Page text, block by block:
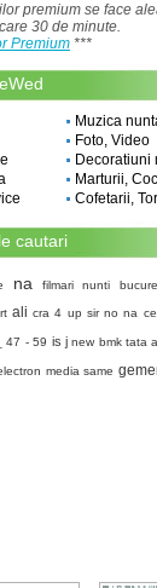
premium se face
30 de minute.
Premium ***
Muzica
Foto, Video
Decoratiuni
Marturii,
Cofetarii,
cautari
na filmari nunti
ali cra 4 up sir no na
47 - 59 is j new bmk tata
media same